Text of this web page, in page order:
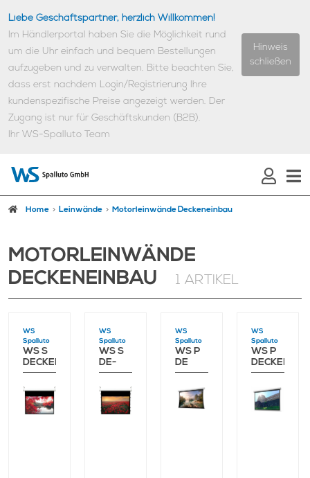
Liebe Geschäftspartner, herzlich Willkommen!
Im Händlerportal haben Sie die Möglichkeit rund
um die Uhr einfach und bequem Bestellungen
aufzugeben und zu verwalten. Bitte beachten Sie,
dass erst nachdem Login/Registrierung Ihre
kundenspezifische Preise angezeigt werden. Der
Zugang ist nur für Geschäftskunden (B2B).
Ihr WS-Spalluto Team
Hinweis
schließen
Home Leinwände Motorleinwände Deckeneinbau
MOTORLEINWÄNDE
DECKENEINBAU
1 ARTIKEL
WS
Spalluto
WS S
DECKENEINBAU
WS
Spalluto
WS S
DE-
GRANDCINEMA
WS
Spalluto
WS P
DE
GRANDCINEMA
WS
Spalluto
WS P
PRO